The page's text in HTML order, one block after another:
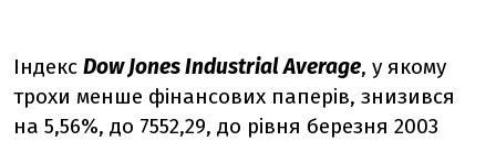
Індекс Dow Jones Industrial Average, у якому
трохи менше фінансових паперів, знизився
на 5,56%, до 7552,29, до рівня березня 2003